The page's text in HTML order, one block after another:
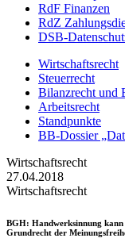
RdF Finanzen
RdZ
DSB-
Wirtschaftsrecht
Steuerrecht
Bilanzrecht und
Arbeitsrecht
Standpunkte
BB-Dossier
Wirtschaftsrecht
27.04.2018
Wirtschaftsrecht
BGH: Handwerksinnung
Grundrecht der